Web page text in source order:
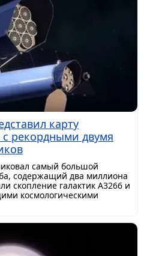
карту
с рекордными двумя
самый большой
содержащий два миллиона
скопление галактик A3266 и
космологическими